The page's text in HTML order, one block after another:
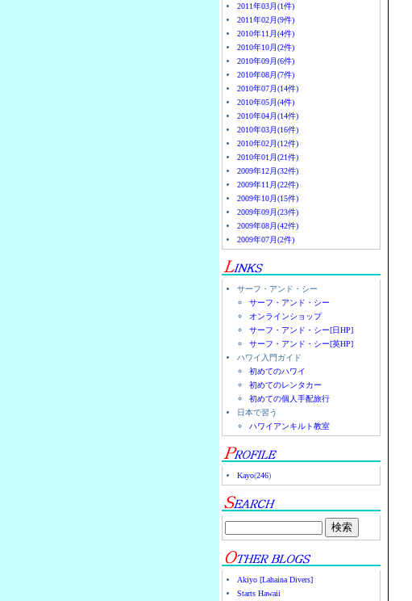
2011年03月(1件)
2011年02月(9件)
2010年11月(4件)
2010年10月(2件)
2010年09月(6件)
2010年08月(7件)
2010年07月(14件)
2010年05月(4件)
2010年04月(14件)
2010年03月(16件)
2010年02月(12件)
2010年01月(21件)
2009年12月(32件)
2009年11月(22件)
2009年10月(15件)
2009年09月(23件)
2009年08月(42件)
2009年07月(2件)
サーフ・アンド・シー
サーフ・アンド・シー
オンラインショップ
サーフ・アンド・シー[日HP]
サーフ・アンド・シー[英HP]
ハワイ入門ガイド
初めてのハワイ
初めてのレンタカー
初めての個人手配旅行
日本で習う
ハワイアンキルト教室
Kayo(246)
Akiyo [Lahaina Divers]
Starts Hawaii